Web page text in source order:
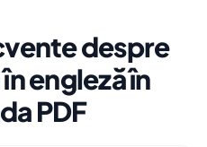
despre
engleză în
PDF